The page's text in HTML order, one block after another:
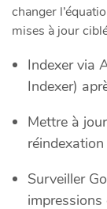
changer
mises à jour
Indexer via
Indexer)
Mettre à
Surveiller